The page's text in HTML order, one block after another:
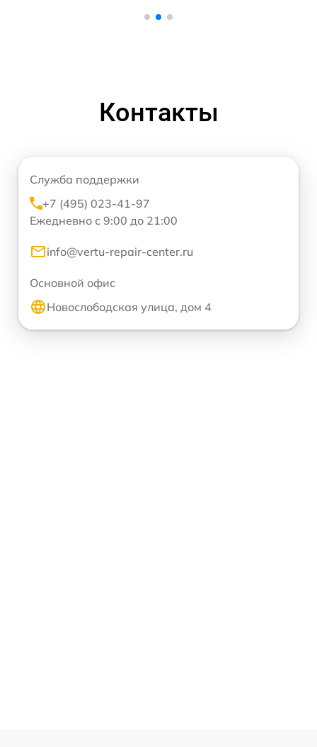
Контакты
Служба поддержки
+7 (495) 023-41-97
Ежедневно с 9:00 до 21:00
info@vertu-repair-center.ru
Основной офис
Новослободская улица, дом 4